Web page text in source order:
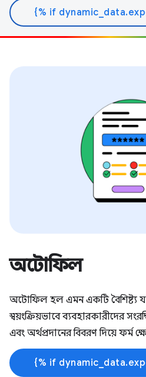
অটোফিল
অটোফিল হল এমন একটি বৈশিষ্ট্য
স্বয়ংক্রিয়ভাবে ব্যবহারকারীদের
এবং অর্থপ্রদানের বিবরণ দিয়ে ফর্ম